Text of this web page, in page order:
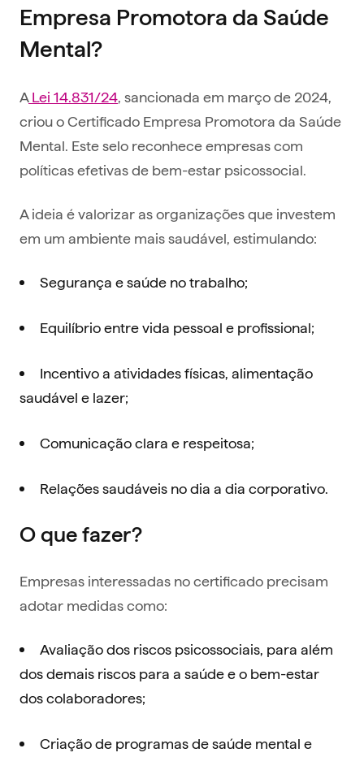
Empresa Promotora da Saúde
Mental?
ALei 14.831/24, sancionada em março de 2024,
criou o Certificado Empresa Promotora da Saúde
Mental. Este selo reconhece empresas com
políticas efetivas de bem-estar psicossocial.
A ideia é valorizar as organizações que investem
em um ambiente mais saudável, estimulando:
Segurança e saúde no trabalho;
Equilíbrio entre vida pessoal e profissional;
Incentivo a atividades físicas, alimentação
saudável e lazer;
Comunicação clara e respeitosa;
Relações saudáveis no dia a dia corporativo.
O que fazer?
Empresas interessadas no certificado precisam
adotar medidas como:
Avaliação dos riscos psicossociais, para além
dos demais riscos para a saúde e o bem-estar
dos colaboradores;
Criação de programas de saúde mental e